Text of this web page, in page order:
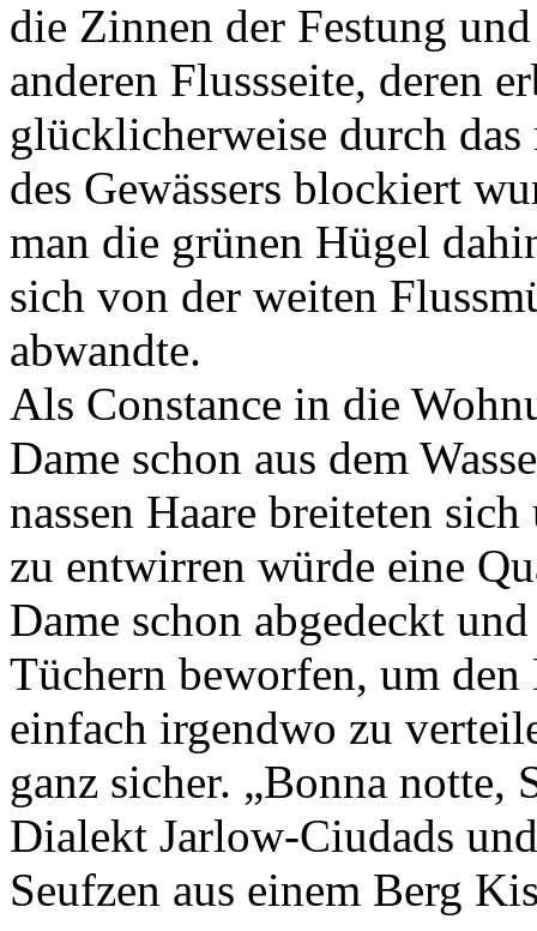
die Zinnen der Festung
anderen Flussseite, deren
glücklicherweise durch
des Gewässers blockiert
man die grünen Hügel
sich von der weiten
abwandte.
Als Constance in die
Dame schon aus dem
nassen Haare breiteten
zu entwirren würde eine
Dame schon abgedeckt
Tüchern beworfen, um
einfach irgendwo zu
ganz sicher. „Bonna notte,
Dialekt Jarlow-Ciudads
Seufzen aus einem Berg